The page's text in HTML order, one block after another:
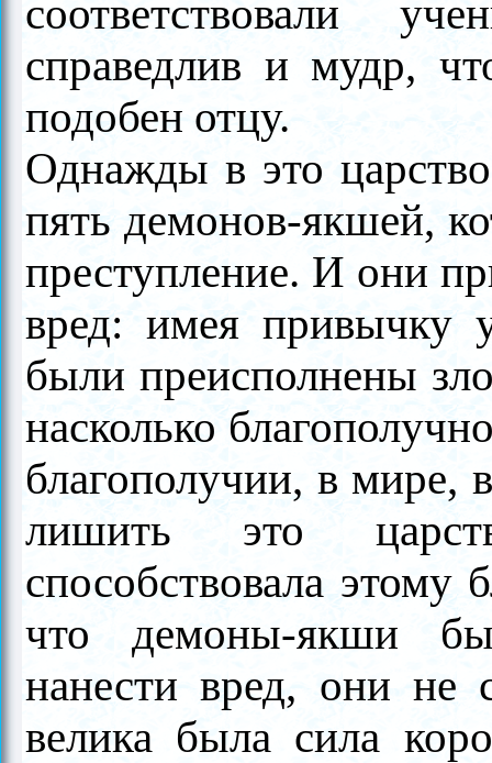
соответствовали
справедлив и мудр,
подобен отцу.
Однажды в это
пять демонов-якшей,
преступление. И они
вред: имея привычку
были преисполнены
насколько
благополучии, в мире,
лишить это
способствовала этому
что демоны-якши
нанести вред, они не
велика была сила